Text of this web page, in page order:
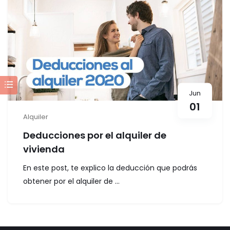
Jun
01
Alquiler
Deducciones por el alquiler de
vivienda
En este post, te explico la deducción que podrás
obtener por el alquiler de ...